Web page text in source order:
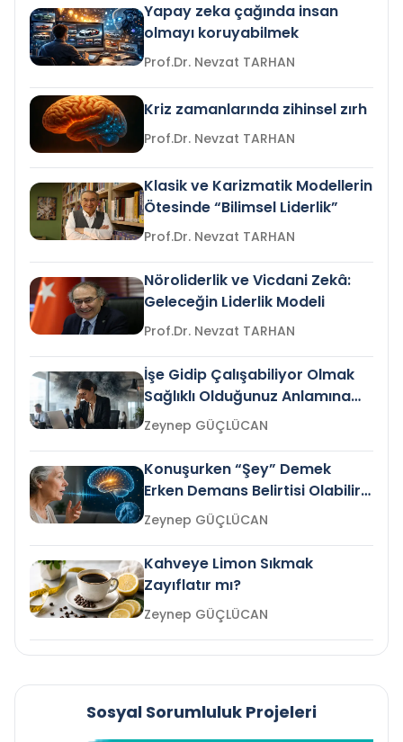
Yapay zeka çağında insan
olmayı koruyabilmek
Prof.Dr. Nevzat TARHAN
Kriz zamanlarında zihinsel zırh
Prof.Dr. Nevzat TARHAN
Klasik ve Karizmatik Modellerin
Ötesinde “Bilimsel Liderlik”
Prof.Dr. Nevzat TARHAN
Nöroliderlik ve Vicdani Zekâ:
Geleceğin Liderlik Modeli
Prof.Dr. Nevzat TARHAN
İşe Gidip Çalışabiliyor Olmak
Sağlıklı Olduğunuz Anlamına
Gelir mi?Zeynep GÜÇLÜCAN
Konuşurken “Şey” Demek
Erken Demans Belirtisi Olabilir
mi?
Zeynep GÜÇLÜCAN
Kahveye Limon Sıkmak
Zayıflatır mı?
Zeynep GÜÇLÜCAN
Sosyal Sorumluluk Projeleri